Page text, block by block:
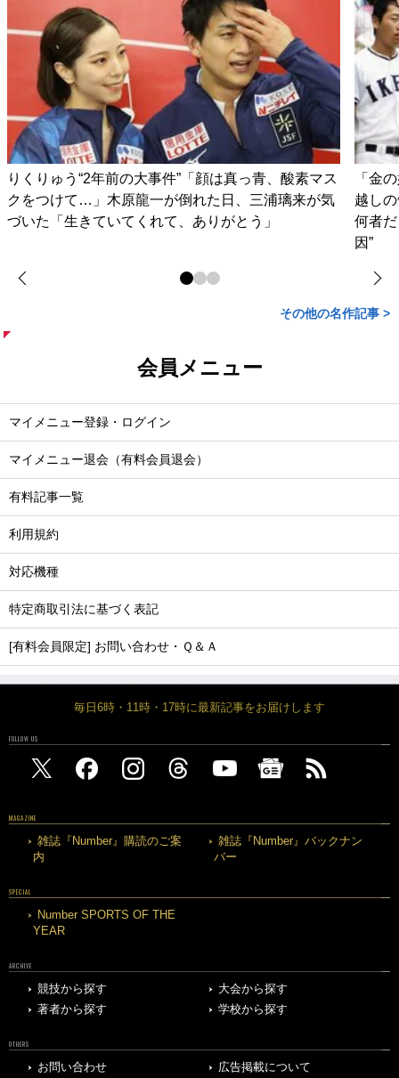
りくりゅう“2年前の大事件”「顔は真っ青、酸素マス
クをつけて…」木原龍一が倒れた日、三浦璃来が気
づいた「生きていてくれて、ありがとう」
「金
越し
何者
因”
その他の名作記事 >
会員メニュー
マイメニュー登録・ログイン
マイメニュー退会（有料会員退会）
有料記事一覧
利用規約
対応機種
特定商取引法に基づく表記
[有料会員限定] お問い合わせ・Ｑ＆Ａ
毎日6時・11時・17時に最新記事をお届けします
FOLLOW US
MAGAZINE
雑誌『Number』購読のご案
内
雑誌『Number』バックナン
バー
SPECIAL
Number SPORTS OF THE
YEAR
ARCHIVE
競技から探す
大会から探す
著者から探す
学校から探す
OTHERS
お問い合わせ 広告掲載について